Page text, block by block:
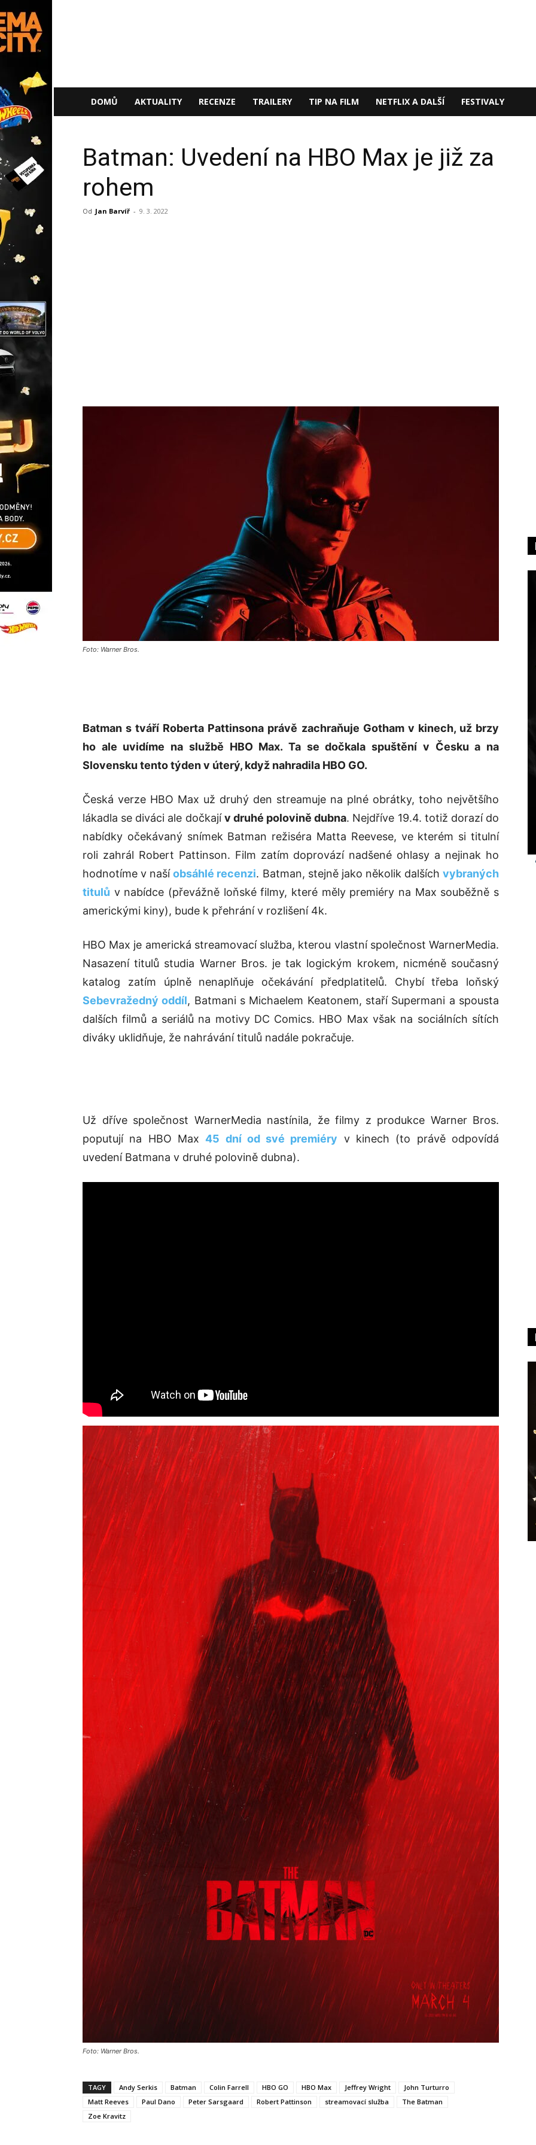
DOMŮ AKTUALITY RECENZE TRAILERY TIP NA FILM NETFLIX A DALŠÍ FESTIVALY
Batman: Uvedení na HBO Max je již za
rohem
Od Jan Barvíř - 9. 3. 2022
Foto: Warner Bros.
Batman s tváří Roberta Pattinsona právě zachraňuje Gotham v kinech, už brzy
ho ale uvidíme na službě HBO Max. Ta se dočkala spuštění v Česku a na
Slovensku tento týden v úterý, když nahradila HBO GO.
Česká verze HBO Max už druhý den streamuje na plné obrátky, toho největšího
lákadla se diváci ale dočkajív druhé polovině dubna. Nejdříve 19.4. totiž dorazí do
nabídky očekávaný snímek Batman režiséra Matta Reevese, ve kterém si titulní
roli zahrál Robert Pattinson. Film zatím doprovází nadšené ohlasy a nejinak ho
hodnotíme v našíobsáhlé recenzi. Batman, stejně jako několik dalšíchvybraných
titulů v nabídce (převážně loňské filmy, které měly premiéry na Max souběžně s
americkými kiny), bude k přehrání v rozlišení 4k.
HBO Max je americká streamovací služba, kterou vlastní společnost WarnerMedia.
Nasazení titulů studia Warner Bros. je tak logickým krokem, nicméně současný
katalog zatím úplně nenaplňuje očekávání předplatitelů. Chybí třeba loňský
Sebevražedný oddíl, Batmani s Michaelem Keatonem, staří Supermani a spousta
dalších filmů a seriálů na motivy DC Comics. HBO Max však na sociálních sítích
diváky uklidňuje, že nahrávání titulů nadále pokračuje.
Už dříve společnost WarnerMedia nastínila, že filmy z produkce Warner Bros.
poputují na HBO Max45 dní od své premiéry v kinech (to právě odpovídá
uvedení Batmana v druhé polovině dubna).
Foto: Warner Bros.
TAGY Andy Serkis Batman Colin Farrell HBO GO HBO Max Jeffrey Wright
John Turturro
Matt Reeves
Paul Dano Peter Sarsgaard Robert Pattinson streamovací služba
The Batman
Zoe Kravitz